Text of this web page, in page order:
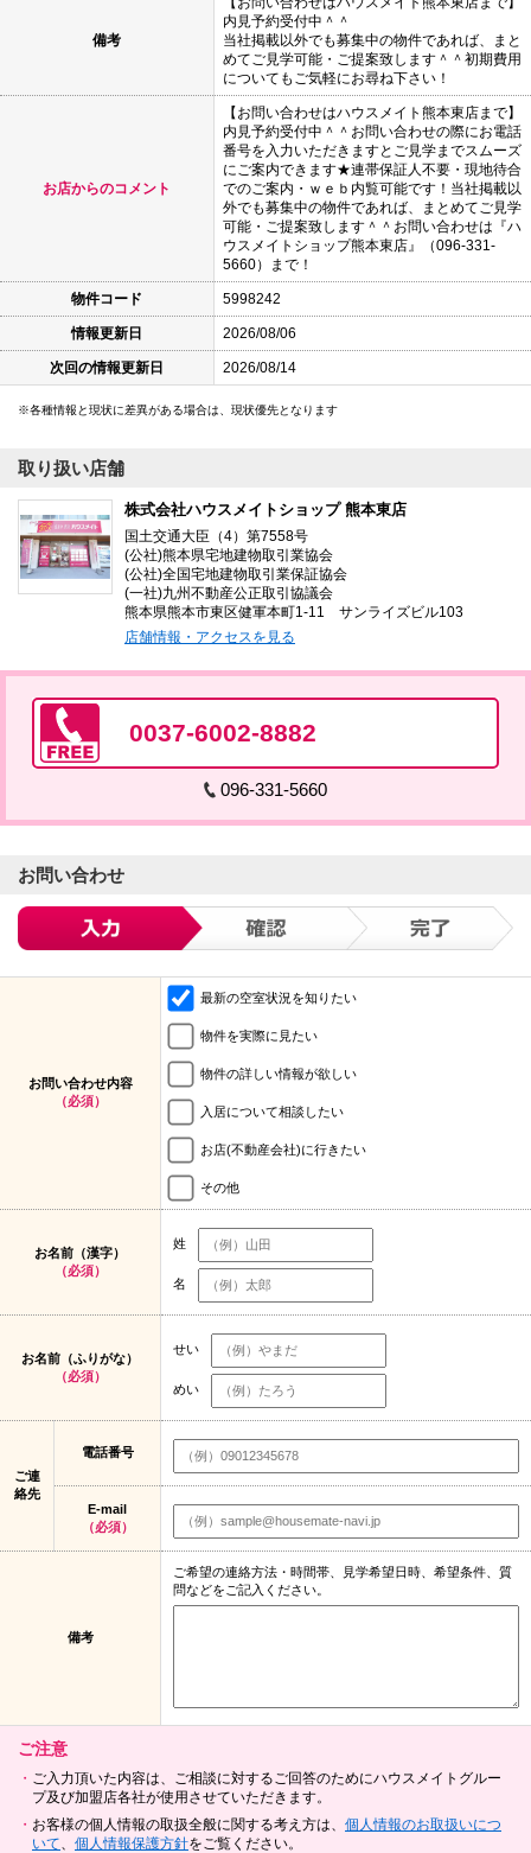
備考
内見予約受付中＾＾
当社掲載以外でも募集中の物件であれば、まと
めてご見学可能・ご提案致します＾＾初期費用
についてもご気軽にお尋ね下さい！
お店からのコメント
【お問い合わせはハウスメイト熊本東店まで】
内見予約受付中＾＾お問い合わせの際にお電話
番号を入力いただきますとご見学までスムーズ
にご案内できます★連帯保証人不要・現地待合
でのご案内・ｗｅｂ内覧可能です！当社掲載以
外でも募集中の物件であれば、まとめてご見学
可能・ご提案致します＾＾お問い合わせは『ハ
ウスメイトショップ熊本東店』（096-331-
5660）まで！
物件コード 5998242
情報更新日 2026/08/06
次回の情報更新日 2026/08/14
各種情報と現状に差異がある場合は、現状優先となります
取り扱い店舗
株式会社ハウスメイトショップ 熊本東店
国土交通大臣（4）第7558号
(公社)熊本県宅地建物取引業協会
(公社)全国宅地建物取引業保証協会
(一社)九州不動産公正取引協議会
熊本県熊本市東区健軍本町1-11 サンライズビル103
店舗情報・アクセスを見る
0037-6002-8882
096-331-5660
お問い合わせ
お問い合わせ内容
（必須）
最新の空室状況を知りたい
物件を実際に見たい
物件の詳しい情報が欲しい
入居について相談したい
お店(不動産会社)に行きたい
その他
お名前（漢字）
（必須）
姓
名
お名前（ふりがな）
（必須）
せい
めい
ご連
絡先
電話番号
E-mail
（必須）
備考
ご希望の連絡方法・時間帯、見学希望日時、希望条件、質
問などをご記入ください。
ご注意
ご入力頂いた内容は、ご相談に対するご回答のためにハウスメイトグルー
プ及び加盟店各社が使用させていただきます。
お客様の個人情報の取扱全般に関する考え方は、 個人情報のお取扱いにつ
いて
個人情報保護方針をご覧ください。